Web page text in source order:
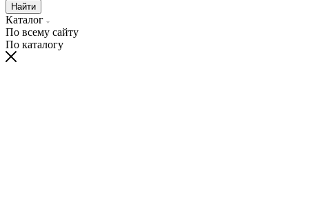
Найти
Каталог
По всему сайту
По каталогу